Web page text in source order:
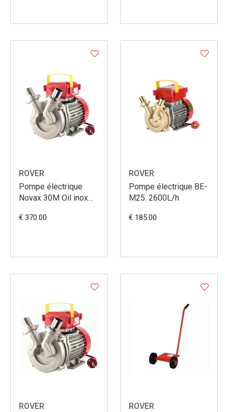
ROVER
Pompe électrique
Novax 30M Oil inox
€ 370.00
ROVER
Pompe électrique BE-
M25: 2600L/h
€ 185.00
ROVER
ROVER